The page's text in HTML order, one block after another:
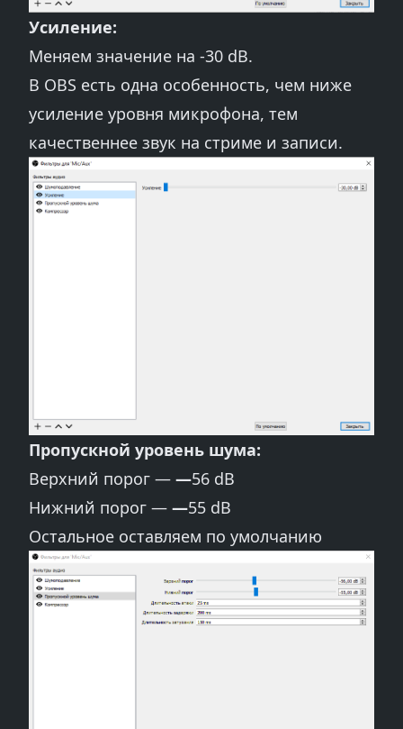
Усиление:
Меняем значение на -30 dB.
В OBS есть одна особенность, чем ниже
усиление уровня микрофона, тем
качественнее звук на стриме и записи.
Пропускной уровень шума:
Верхний порог — —56 dB
Нижний порог — —55 dB
Остальное оставляем по умолчанию